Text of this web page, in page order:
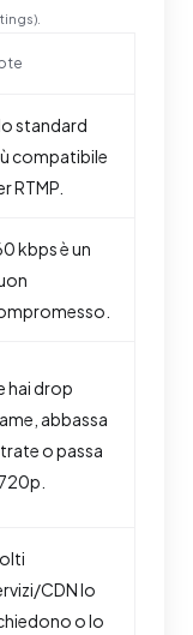
standard
compatibile
RTMP.
kbps è un
hai drop
abbassa
o passa
CDN lo
o lo